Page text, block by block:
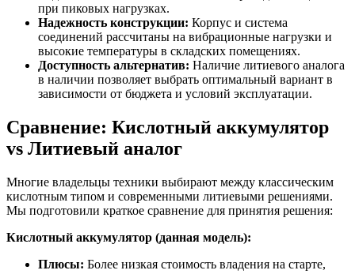
при пиковых нагрузках.
Надежность конструкции: Корпус и система
соединений рассчитаны на вибрационные нагрузки и
высокие температуры в складских помещениях.
Доступность альтернатив: Наличие литиевого аналога
в наличии позволяет выбрать оптимальный вариант в
зависимости от бюджета и условий эксплуатации.
Сравнение: Кислотный аккумулятор
vs Литиевый аналог
Многие владельцы техники выбирают между классическим
кислотным типом и современными литиевыми решениями.
Мы подготовили краткое сравнение для принятия решения:
Кислотный аккумулятор (данная модель):
Плюсы: Более низкая стоимость владения на старте,